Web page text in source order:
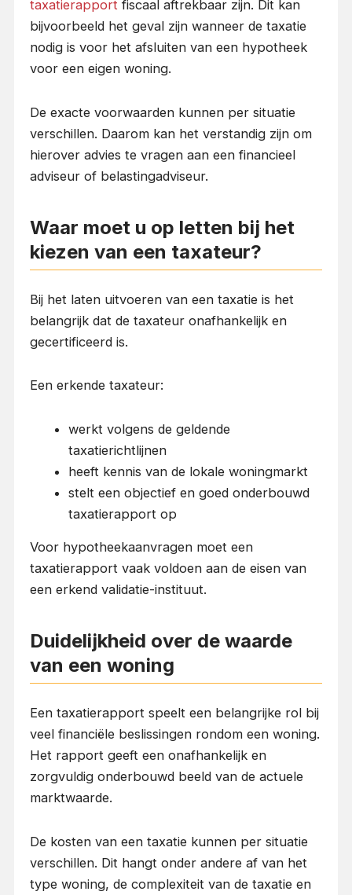
taxatierapport fiscaal aftrekbaar zijn. Dit kan
bijvoorbeeld het geval zijn wanneer de taxatie
nodig is voor het afsluiten van een hypotheek
voor een eigen woning.
De exacte voorwaarden kunnen per situatie
verschillen. Daarom kan het verstandig zijn om
hierover advies te vragen aan een financieel
adviseur of belastingadviseur.
Waar moet u op letten bij het
kiezen van een taxateur?
Bij het laten uitvoeren van een taxatie is het
belangrijk dat de taxateur onafhankelijk en
gecertificeerd is.
Een erkende taxateur:
werkt volgens de geldende
taxatierichtlijnen
heeft kennis van de lokale woningmarkt
stelt een objectief en goed onderbouwd
taxatierapport op
Voor hypotheekaanvragen moet een
taxatierapport vaak voldoen aan de eisen van
een erkend validatie-instituut.
Duidelijkheid over de waarde
van een woning
Een taxatierapport speelt een belangrijke rol bij
veel financiële beslissingen rondom een woning.
Het rapport geeft een onafhankelijk en
zorgvuldig onderbouwd beeld van de actuele
marktwaarde.
De kosten van een taxatie kunnen per situatie
verschillen. Dit hangt onder andere af van het
type woning, de complexiteit van de taxatie en